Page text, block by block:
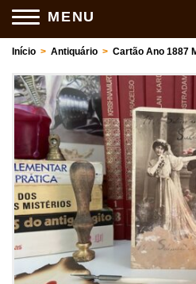
MENU
Início > Antiquário > Cartão Ano 1887